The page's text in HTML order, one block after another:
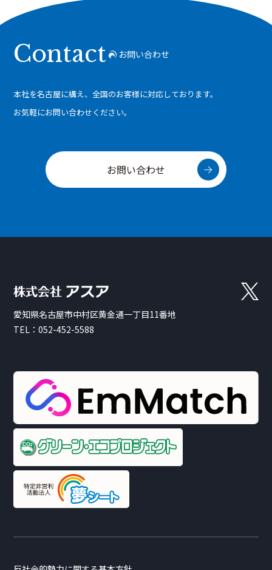
Contact お問い合わせ
本社を名古屋に構え、全国のお客様に対応しております。
お気軽にお問い合わせください。
お問い合わせ
愛知県名古屋市中村区黄金通一丁目11番地
TEL：052-452-5588